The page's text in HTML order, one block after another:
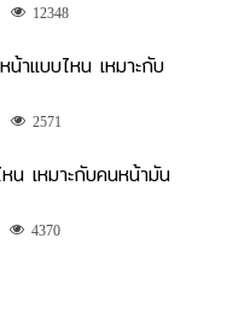
12348
น้าแบบไหน เหมาะกับ
2571
น เหมาะกับคนหน้ามัน
4370